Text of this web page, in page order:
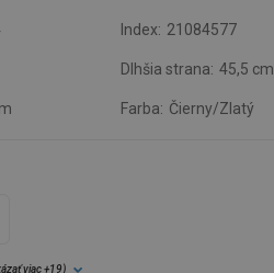
Index: 21084577
Dlhšia strana: 45,5 cm
Farba: Čierny/Zlatý
viac+19)